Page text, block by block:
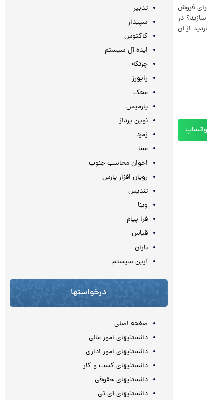
فروش
در
از آن
واتساپ
تدبیر
سپیدار
کاکتوس
ایده آل سیستم
چرتکه
رایورز
محک
پارمیس
نوین پرداز
زمرد
مبنا
اخوان محاسب جنوب
رویان افزار پارس
تندیس
وینا
فرا پیام
قیاس
باران
آرین سیستم
درخواستها
صفحه اصلی
دانستنیهای امور مالی
دانستنیهای امور اداری
دانستنیهای کسب و کار
دانستنیهای حقوقی
دانستنیهای آی تی